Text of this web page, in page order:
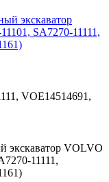
VOE14514691,
экскаватор VOLVO
11111,